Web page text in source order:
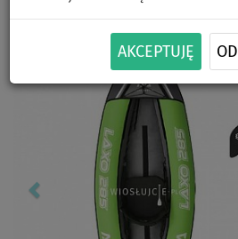
AKCEPTUJĘ